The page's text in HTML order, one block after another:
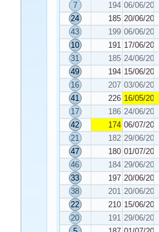
7
194 06/06/2020
24
185 20/06/2020
43
199 06/06/2020
10
191 17/06/2020
31
185 24/06/2020
49
194 15/06/2020
16
207 03/06/2020
41
226 16/05/2020
17
186 24/06/2020
42
174 06/07/2020
21
182 29/06/2020
47
180 01/07/2020
46
184 29/06/2020
33
197 20/06/2020
38
201 20/06/2020
22
210 15/06/2020
20
191 29/06/2020